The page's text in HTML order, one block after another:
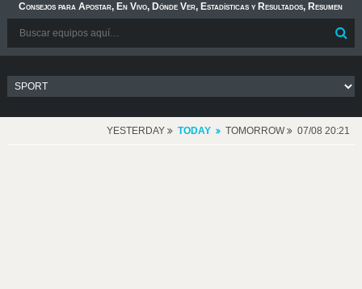
Consejos para Apostar, En Vivo, Dónde Ver, Estadísticas y Resultados, Resumen
YESTERDAY TODAY TOMORROW 07/08 20:21